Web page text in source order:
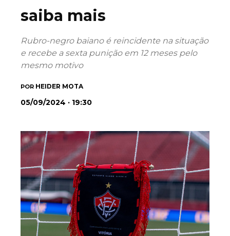
saiba mais
Rubro-negro baiano é reincidente na situação
e recebe a sexta punição em 12 meses pelo
mesmo motivo
POR HEIDER MOTA
05/09/2024 · 19:30